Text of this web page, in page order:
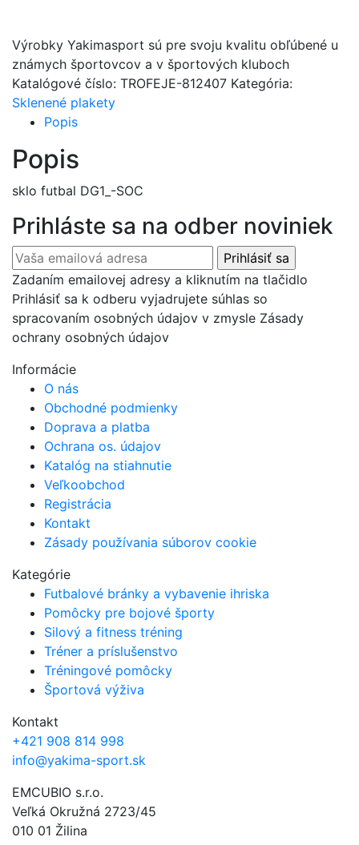
Výrobky Yakimasport sú pre svoju kvalitu obľúbené u
známych športovcov a v športových kluboch
Katalógové číslo: TROFEJE-812407 Kategória:
Sklenené plakety
Popis
Popis
sklo futbal DG1_-SOC
Prihláste sa na odber noviniek
Zadaním emailovej adresy a kliknutím na tlačidlo
Prihlásiť sa k odberu vyjadrujete súhlas so
spracovaním osobných údajov v zmysle Zásady
ochrany osobných údajov
Informácie
O nás
Obchodné podmienky
Doprava a platba
Ochrana os. údajov
Katalóg na stiahnutie
Veľkoobchod
Registrácia
Kontakt
Zásady používania súborov cookie
Kategórie
Futbalové bránky a vybavenie ihriska
Pomôcky pre bojové športy
Silový a fitness tréning
Tréner a príslušenstvo
Tréningové pomôcky
Športová výživa
Kontakt
+421 908 814 998
info@yakima-sport.sk
EMCUBIO s.r.o.
Veľká Okružná 2723/45
010 01 Žilina